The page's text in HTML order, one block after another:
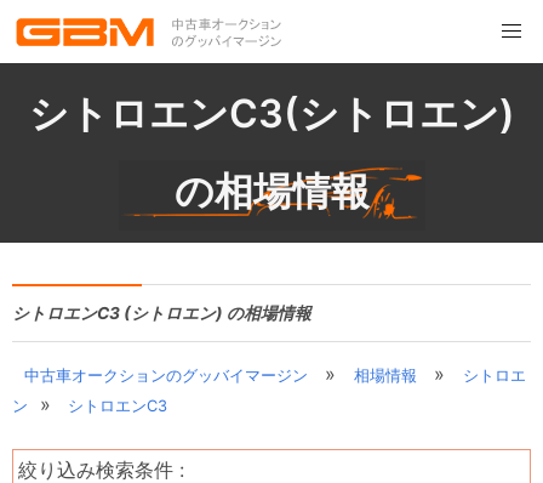
シトロエンC3(シトロエン)
の相場情報
シトロエンC3 (シトロエン) の相場情報
中古車オークションのグッバイマージン » 相場情報 »
シトロエ
ン
» シトロエンC3
絞り込み検索条件 :